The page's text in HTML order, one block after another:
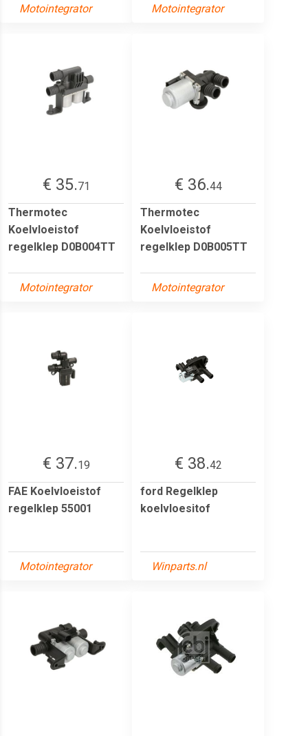
Motointegrator
Motointegrator
€ 35.71
Thermotec
Koelvloeistof
regelklep D0B004TT
Motointegrator
€ 36.44
Thermotec
Koelvloeistof
regelklep D0B005TT
Motointegrator
€ 37.19
FAE Koelvloeistof
regelklep 55001
Motointegrator
€ 38.42
ford Regelklep
koelvloesitof
Winparts.nl